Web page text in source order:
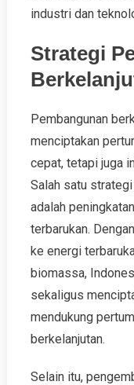
industri dan
Strategi
Pembangunan
menciptakan
cepat, tetapi juga
Salah satu
adalah
terbarukan.
ke energi
biomassa,
sekaligus
mendukung
berkelanjutan.
Selain itu,